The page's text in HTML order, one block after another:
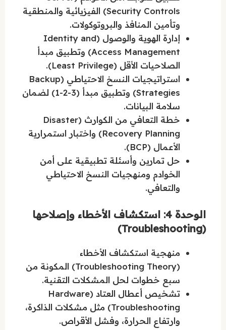
Security Controls) الفيزيائية والمنطقية
وتأمين المنافذ والبروتوكولات.
إدارة الهوية والوصول (Identity and
Access Management) وتطبيق مبدأ
الصلاحيات الأقل (Least Privilege).
استراتيجيات النسخ الاحتياطي (Backup
Strategies) وتطبيق مبدأ (3-2-1) لضمان
سلامة البيانات.
خطة التعافي من الكوارث (Disaster
Recovery Planning) واختبار استمرارية
الأعمال (BCP).
حل تمارين وأسئلة تطبيقية على أمن
الخوادم ومنهجيات النسخ الاحتياطي
والتعافي.
الوحدة 4: استكشاف الأخطاء وإصلاحها
(Troubleshooting)
منهجية استكشاف الأخطاء
(Troubleshooting Theory) المكونة من
سبع خطوات لحل المشكلات التقنية.
تشخيص أعطال العتاد (Hardware
Troubleshooting) مثل مشكلات الذاكرة،
وارتفاع الحرارة، وفشل الأقراص.